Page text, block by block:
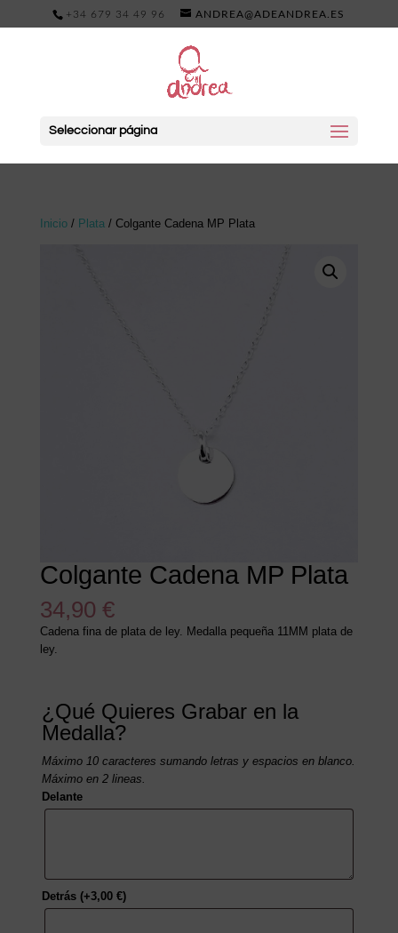
+34 679 34 49 96 ANDREA@ADEANDREA.ES
Seleccionar página
Inicio/ Plata/ Colgante Cadena MP Plata
Colgante Cadena MP Plata
34,90 €
Cadena fina de plata de ley. Medalla pequeña 11MM plata de
ley.
¿Qué Quieres Grabar en la
Medalla?
Máximo 10 caracteres sumando letras y espacios en blanco.
Máximo en 2 lineas.
Delante
Detrás (+3,00 €)